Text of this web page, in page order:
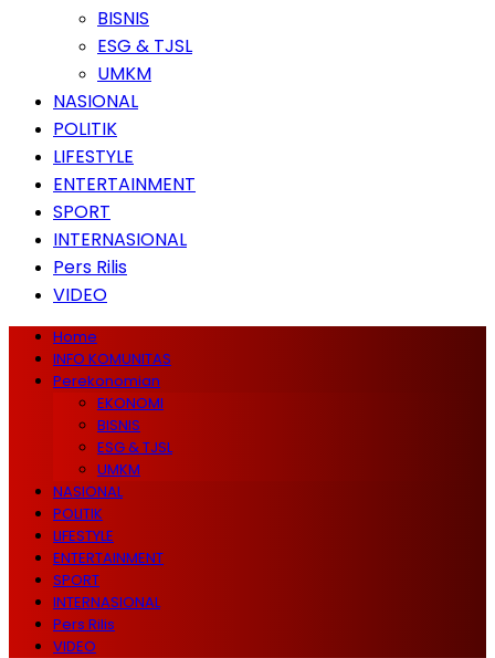
BISNIS
ESG & TJSL
UMKM
NASIONAL
POLITIK
LIFESTYLE
ENTERTAINMENT
SPORT
INTERNASIONAL
Pers Rilis
VIDEO
Home
INFO KOMUNITAS
Perekonomian
EKONOMI
BISNIS
ESG & TJSL
UMKM
NASIONAL
POLITIK
LIFESTYLE
ENTERTAINMENT
SPORT
INTERNASIONAL
Pers Rilis
VIDEO